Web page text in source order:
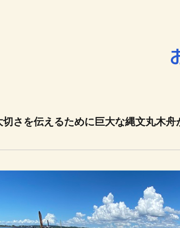
切さを伝えるために巨大な縄文丸木舟